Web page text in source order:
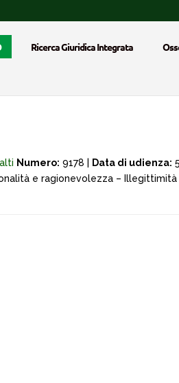
Ricerca Giuridica Integrata
Numero: 9178 | Data di udienza:
e ragionevolezza –